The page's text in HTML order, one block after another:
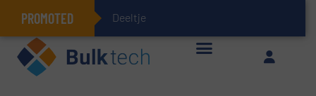
PROMOTED Deeltjesmechanic